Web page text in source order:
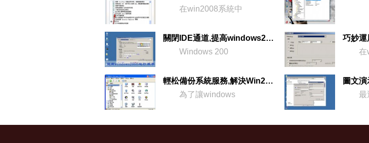
在win2008系統中
關閉IDE通道,提高windows2008運行效率
Windows 200
在
輕松備份系統服務,解決Win2008優化故障
為了讓windows
最近